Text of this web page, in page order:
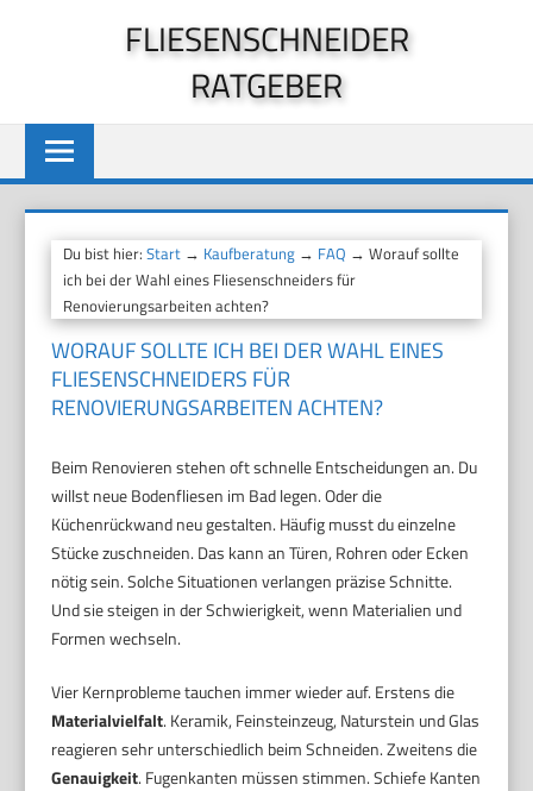
FLIESENSCHNEIDER
RATGEBER
Du bist hier:Start → Kaufberatung → FAQ → Worauf sollte
ich bei der Wahl eines Fliesenschneiders für
Renovierungsarbeiten achten?
WORAUF SOLLTE ICH BEI DER WAHL EINES
FLIESENSCHNEIDERS FÜR
RENOVIERUNGSARBEITEN ACHTEN?
Beim Renovieren stehen oft schnelle Entscheidungen an. Du
willst neue Bodenfliesen im Bad legen. Oder die
Küchenrückwand neu gestalten. Häufig musst du einzelne
Stücke zuschneiden. Das kann an Türen, Rohren oder Ecken
nötig sein. Solche Situationen verlangen präzise Schnitte.
Und sie steigen in der Schwierigkeit, wenn Materialien und
Formen wechseln.
Vier Kernprobleme tauchen immer wieder auf. Erstens die
Materialvielfalt. Keramik, Feinsteinzeug, Naturstein und Glas
reagieren sehr unterschiedlich beim Schneiden. Zweitens die
Genauigkeit. Fugenkanten müssen stimmen. Schiefe Kanten